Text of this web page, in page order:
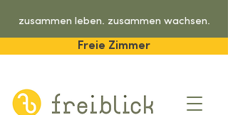
Freie Zimmer
zusammen leben. zusammen wachsen.